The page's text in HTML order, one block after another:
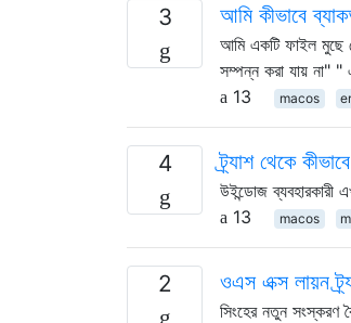
3 আমি কীভাবে
আমি একটি ফাইল মুছে
সম্পন্ন করা যায় না" "
13
macos
4 ট্র্যাশ থেকে
উইন্ডোজ ব্যবহারকারী
13
macos
2 ওএস এক্স লায়ন
সিংহের নতুন সংস্করণ